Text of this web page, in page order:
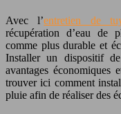
Avec l’entretien de
récupération d’eau de
comme plus durable et
Installer un dispositif
avantages économiques
trouver ici comment
pluie afin de réaliser des